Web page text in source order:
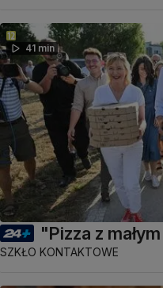
41 min
"Pizza z
SZKŁO KONTAKTOWE